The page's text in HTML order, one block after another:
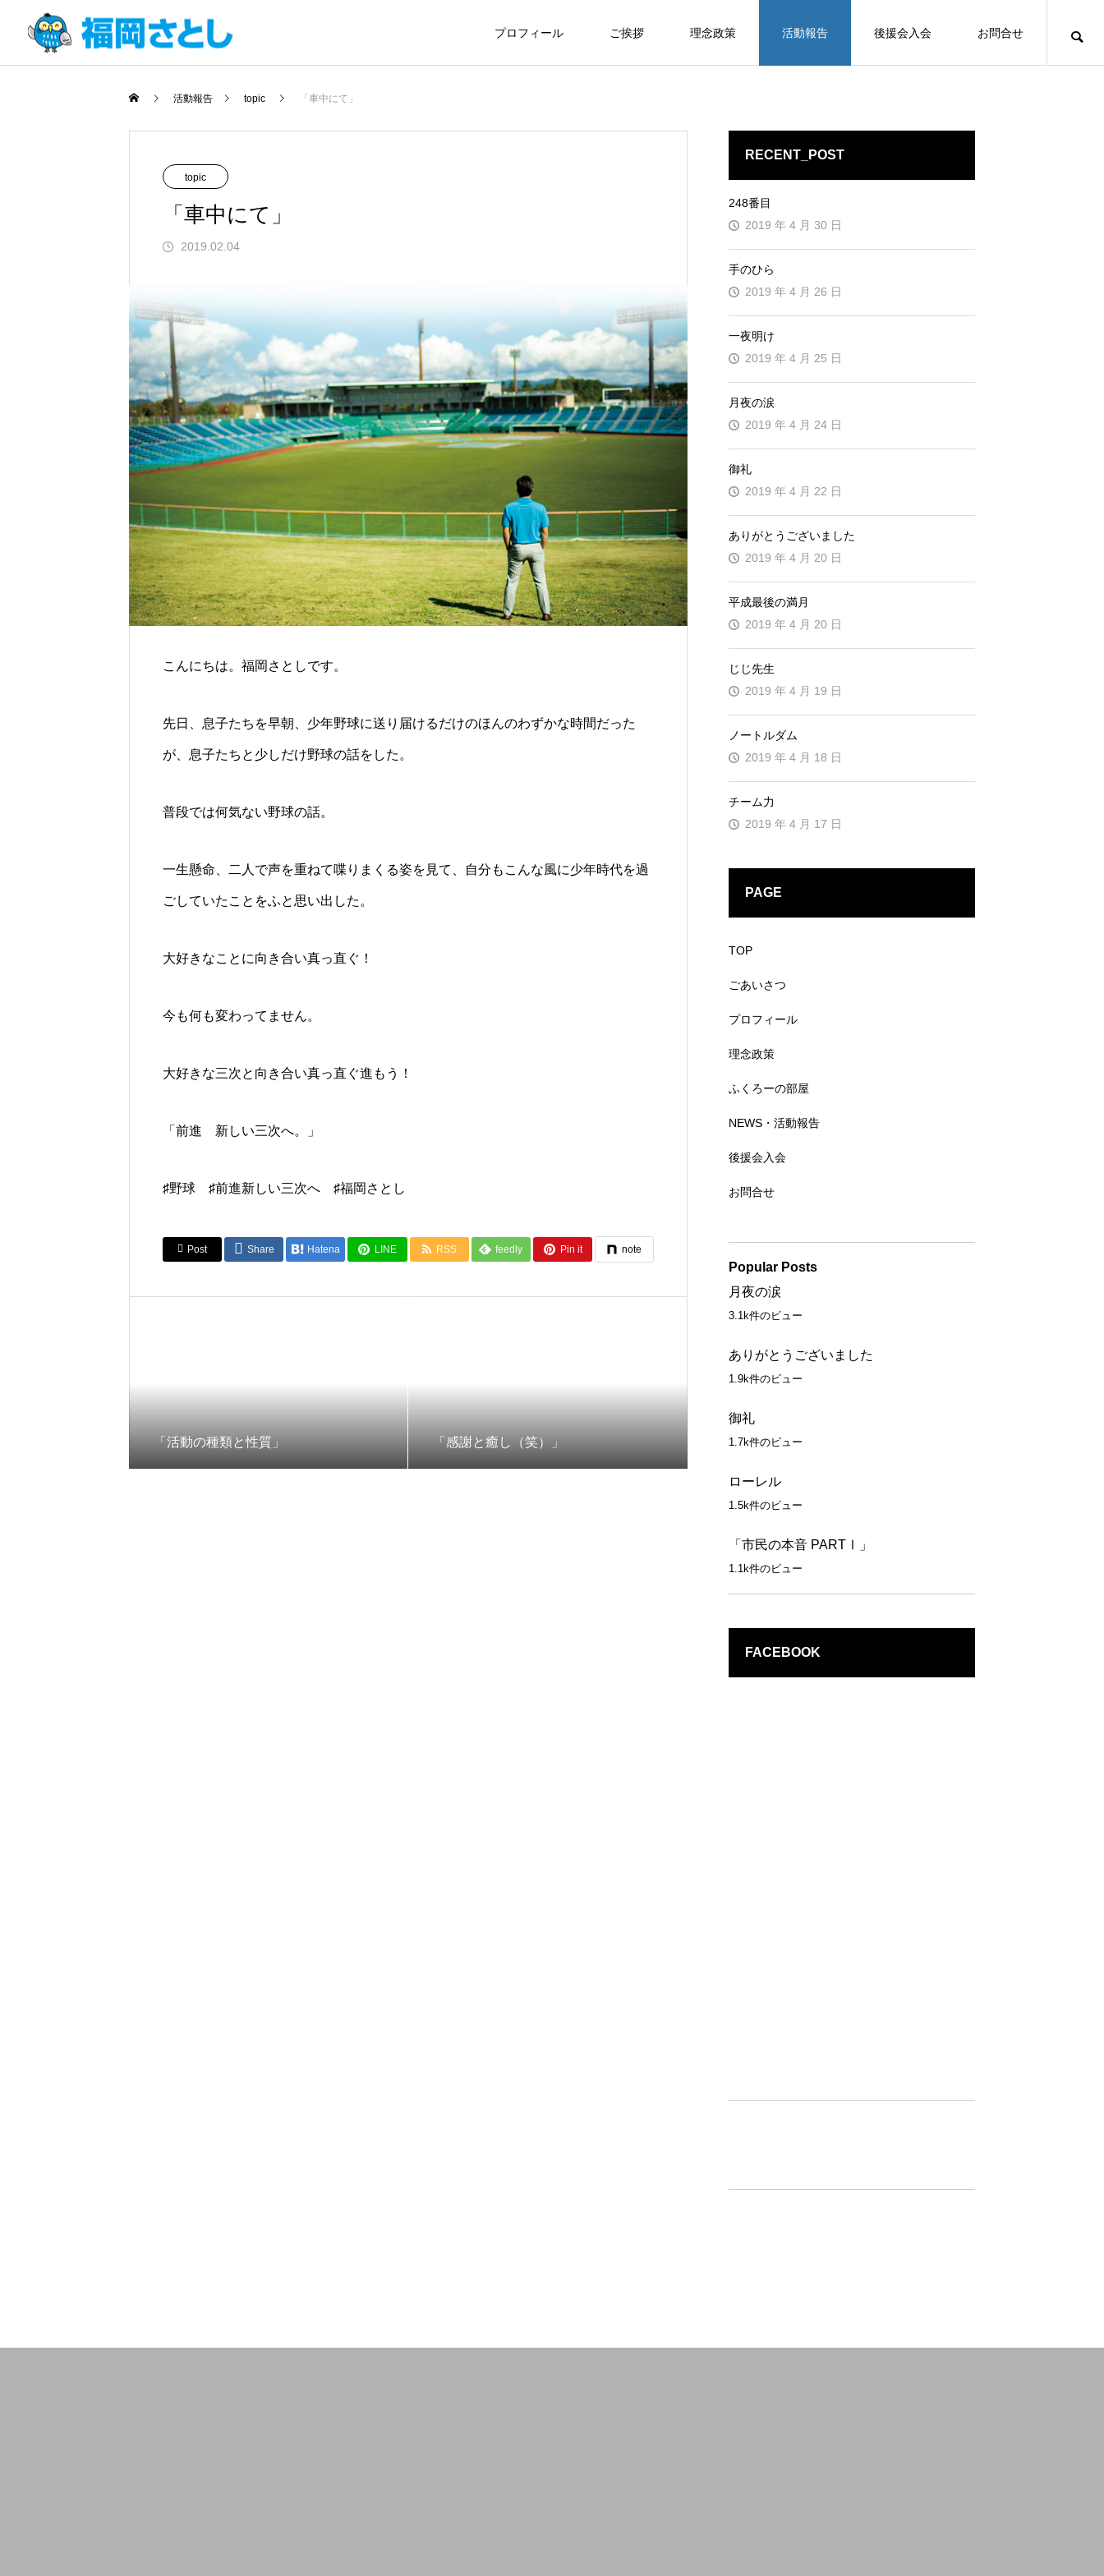
プロフィール ご挨拶 理念政策 活動報告 後援会入会 お問合せ
活動報告 topic 「車中にて」
topic
「車中にて」
2019.02.04
こんにちは。福岡さとしです。
先日、息子たちを早朝、少年野球に送り届けるだけのほんのわずかな時間だった
が、息子たちと少しだけ野球の話をした。
普段では何気ない野球の話。
一生懸命、二人で声を重ねて喋りまくる姿を見て、自分もこんな風に少年時代を過
ごしていたことをふと思い出した。
大好きなことに向き合い真っ直ぐ！
今も何も変わってません。
大好きな三次と向き合い真っ直ぐ進もう！
「前進 新しい三次へ。」
♯野球 ♯前進新しい三次へ ♯福岡さとし
Post Share Hatena LINE RSS feedly Pin it note
「活動の種類と性質」 「感謝と癒し（笑）」
RECENT_POST
248番目
2019 年 4 月 30 日
手のひら
2019 年 4 月 26 日
一夜明け
2019 年 4 月 25 日
月夜の涙
2019 年 4 月 24 日
御礼
2019 年 4 月 22 日
ありがとうございました
2019 年 4 月 20 日
平成最後の満月
2019 年 4 月 20 日
じじ先生
2019 年 4 月 19 日
ノートルダム
2019 年 4 月 18 日
チーム力
2019 年 4 月 17 日
PAGE
TOP
ごあいさつ
プロフィール
理念政策
ふくろーの部屋
NEWS・活動報告
後援会入会
お問合せ
Popular Posts
月夜の涙
3.1k件のビュー
ありがとうございました
1.9k件のビュー
御礼
1.7k件のビュー
ローレル
1.5k件のビュー
「市民の本音 PARTⅠ」
1.1k件のビュー
FACEBOOK